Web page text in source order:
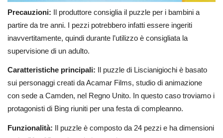
Precauzioni: Il produttore consiglia il puzzle per i bambini a
partire da tre anni. I pezzi potrebbero infatti essere ingeriti
inavvertitamente, quindi durante l’utilizzo è consigliata la
supervisione di un adulto.
Caratteristiche principali: Il puzzle di Liscianigiochi è basato
sui personaggi creati da Acamar Films, studio di animazione
con sede a Camden, nel Regno Unito. In questo caso troviamo i
protagonisti di Bing riuniti per una festa di compleanno.
Funzionalità: Il puzzle è composto da 24 pezzi e ha dimensioni